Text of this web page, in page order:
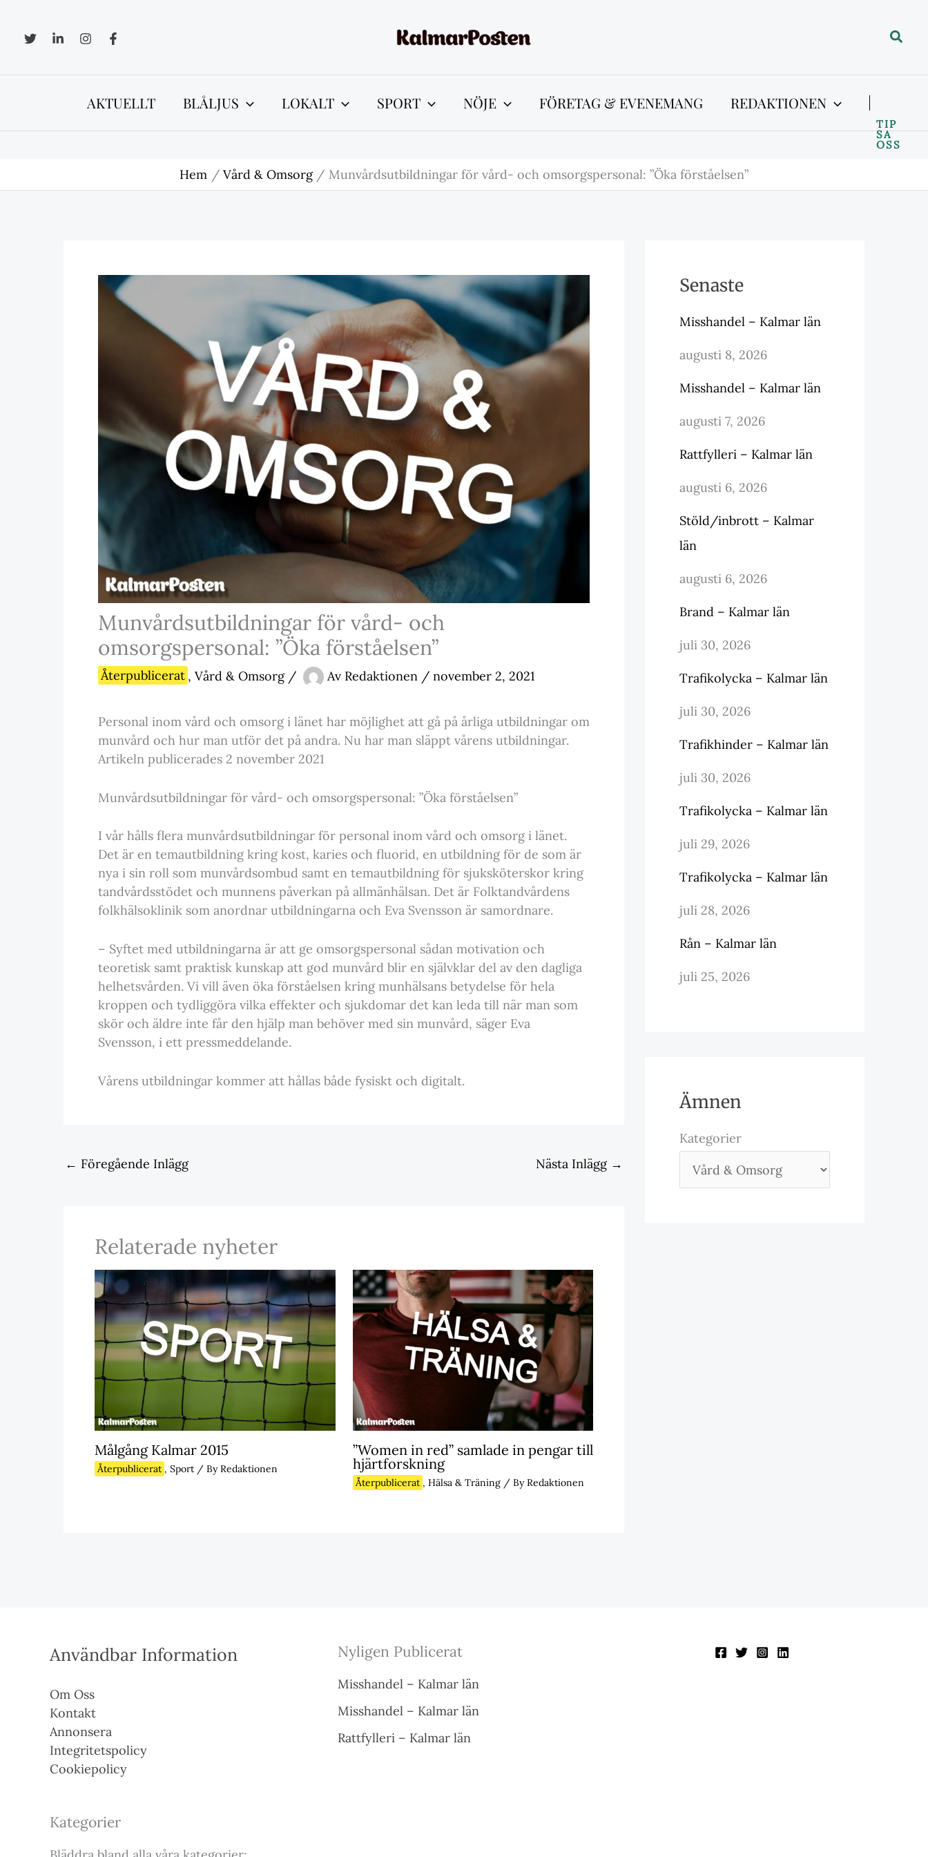
innehåll
Sök
AKTUELLT BLÅLJUS LOKALT SPORT NÖJE FÖRETAG & EVENEMANG REDAKTIONEN
TIP
SA
OSS
Hem Vård & Omsorg Munvårdsutbildningar för vård- och omsorgspersonal: ”Öka förståelsen”
Munvårdsutbildningar för vård- och
omsorgspersonal: ”Öka förståelsen”
Återpublicerat , Vård & Omsorg/ Av Redaktionen / november 2, 2021
Personal inom vård och omsorg i länet har möjlighet att gå på årliga utbildningar om
munvård och hur man utför det på andra. Nu har man släppt vårens utbildningar.
Artikeln publicerades 2 november 2021
Munvårdsutbildningar för vård- och omsorgspersonal: ”Öka förståelsen”
I vår hålls flera munvårdsutbildningar för personal inom vård och omsorg i länet.
Det är en temautbildning kring kost, karies och fluorid, en utbildning för de som är
nya i sin roll som munvårdsombud samt en temautbildning för sjuksköterskor kring
tandvårdsstödet och munnens påverkan på allmänhälsan. Det är Folktandvårdens
folkhälsoklinik som anordnar utbildningarna och Eva Svensson är samordnare.
– Syftet med utbildningarna är att ge omsorgspersonal sådan motivation och
teoretisk samt praktisk kunskap att god munvård blir en självklar del av den dagliga
helhetsvården. Vi vill även öka förståelsen kring munhälsans betydelse för hela
kroppen och tydliggöra vilka effekter och sjukdomar det kan leda till när man som
skör och äldre inte får den hjälp man behöver med sin munvård, säger Eva
Svensson, i ett pressmeddelande.
Vårens utbildningar kommer att hållas både fysiskt och digitalt.
← Föregående Inlägg Nästa Inlägg →
Relaterade nyheter
Målgång Kalmar 2015
Återpublicerat , Sport / ByRedaktionen
”Women in red” samlade in pengar till
hjärtforskning
Återpublicerat , Hälsa & Träning/ ByRedaktionen
Senaste
Misshandel – Kalmar län
augusti 8, 2026
Misshandel – Kalmar län
augusti 7, 2026
Rattfylleri – Kalmar län
augusti 6, 2026
Stöld/inbrott – Kalmar
län
augusti 6, 2026
Brand – Kalmar län
juli 30, 2026
Trafikolycka – Kalmar län
juli 30, 2026
Trafikhinder – Kalmar län
juli 30, 2026
Trafikolycka – Kalmar län
juli 29, 2026
Trafikolycka – Kalmar län
juli 28, 2026
Rån – Kalmar län
juli 25, 2026
Ämnen
Kategorier
Användbar Information
Om Oss
Kontakt
Annonsera
Integritetspolicy
Cookiepolicy
Kategorier
Nyligen Publicerat
Misshandel – Kalmar län
Misshandel – Kalmar län
Rattfylleri – Kalmar län